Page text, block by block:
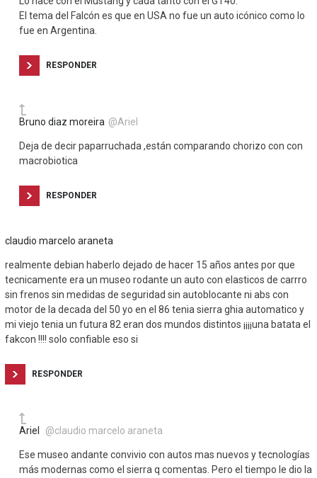
El tema del Falcón es que en USA no fue un auto icónico como lo
fue en Argentina.
RESPONDER
Bruno diaz moreira @Ariel
Deja de decir paparruchada ,están comparando chorizo con con
macrobiotica
RESPONDER
claudio marcelo araneta
realmente debian haberlo dejado de hacer 15 años antes por que
tecnicamente era un museo rodante un auto con elasticos de carrro
sin frenos sin medidas de seguridad sin autoblocante ni abs con
motor de la decada del 50 yo en el 86 tenia sierra ghia automatico y
mi viejo tenia un futura 82 eran dos mundos distintos ¡¡¡¡una batata el
fakcon !!!! solo confiable eso si
RESPONDER
Ariel @claudio marcelo araneta
Ese museo andante convivio con autos mas nuevos y tecnologías
más modernas como el sierra q comentas. Pero el tiempo le dio la